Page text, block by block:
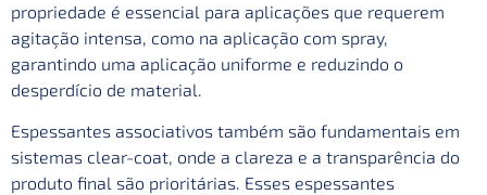
propriedade é essencial para aplicações que requerem
agitação intensa, como na aplicação com spray,
garantindo uma aplicação uniforme e reduzindo o
desperdício de material.
Espessantes associativos também são fundamentais em
sistemas clear-coat, onde a clareza e a transparência do
produto final são prioritárias. Esses espessantes